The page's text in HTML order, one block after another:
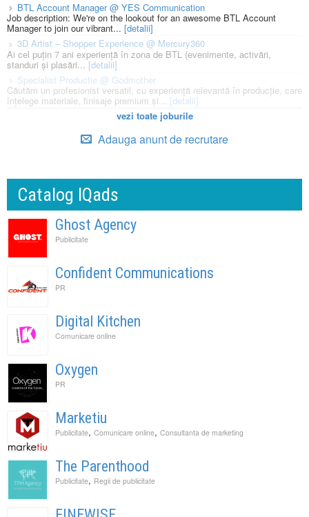
BTL Account Manager @ YES Communication
Job description: We're on the lookout for an awesome BTL Account
Manager to join our vibrant... [detalii]
3D Artist – Shopper Experience @ Mercury360
Ai cel puțin 7 ani experiență în zona de BTL (evenimente, activări,
standuri și plasări...[detalii]
Specialist Productie @ Godmother
Căutăm un profesionist versatil, cu experiență relevantă în producție, care
înțelege materiale, finisaje premium și... [detalii]
vezi toate joburile
Adauga anunt de recrutare
Catalog IQads
Ghost Agency
Publicitate
Confident Communications
PR
Digital Kitchen
Comunicare online
Oxygen
PR
Marketiu
Publicitate, Comunicare online, Consultanta de marketing
The Parenthood
Publicitate, Regii de publicitate